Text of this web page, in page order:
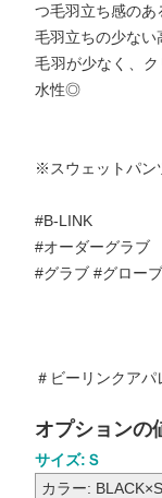
つ毛羽立ち感のあ
毛羽立ちの少ない
毛羽が少なく、
水性◎
※スウェットパン
#B-LINK
#オーダーグラブ
#グラブ #グローブ
＃ビーリンクアパ
オプションの
サイズ:Ｓ
カラー: